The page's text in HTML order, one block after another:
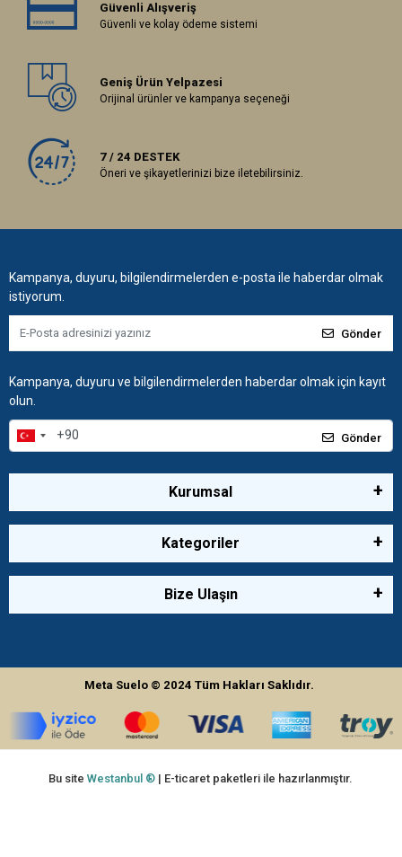
Güvenli Alışveriş
Güvenli ve kolay ödeme sistemi
Geniş Ürün Yelpazesi
Orijinal ürünler ve kampanya seçeneği
7 / 24 DESTEK
Öneri ve şikayetlerinizi bize iletebilirsiniz.
Kampanya, duyuru, bilgilendirmelerden e-posta ile haberdar olmak
istiyorum.
Gönder
Kampanya, duyuru ve bilgilendirmelerden haberdar olmak için kayıt
olun.
Gönder
Kurumsal
Kategoriler
Bize Ulaşın
Meta Suelo © 2024Tüm Hakları Saklıdır.
Bu siteWestanbul ® | E-ticaret paketleri ile hazırlanmıştır.